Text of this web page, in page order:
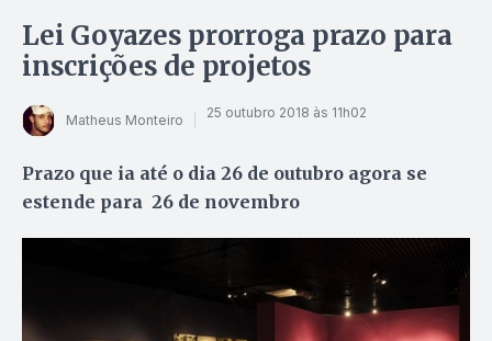
Lei Goyazes prorroga prazo para
inscrições de projetos
Matheus Monteiro 25 outubro 2018 às 11h02
Prazo que ia até o dia 26 de outubro agora se
estende para 26 de novembro